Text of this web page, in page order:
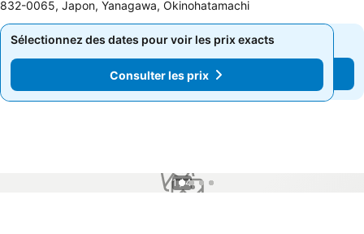
832-0065, Japon, Yanagawa, Okinohatamachi
Sélectionnez des dates pour voir les prix exacts
Consulter les prix
Sélectionnez des dates pour voir les prix exacts
Consulter les prix
1 / 4